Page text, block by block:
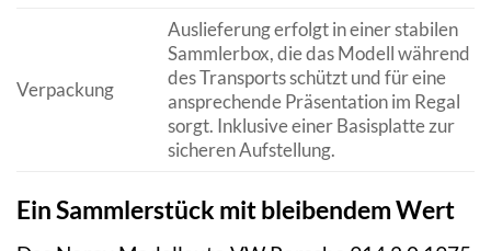
Verpackung
Auslieferung erfolgt in einer stabilen
Sammlerbox, die das Modell während
des Transports schützt und für eine
ansprechende Präsentation im Regal
sorgt. Inklusive einer Basisplatte zur
sicheren Aufstellung.
Ein Sammlerstück mit bleibendem Wert